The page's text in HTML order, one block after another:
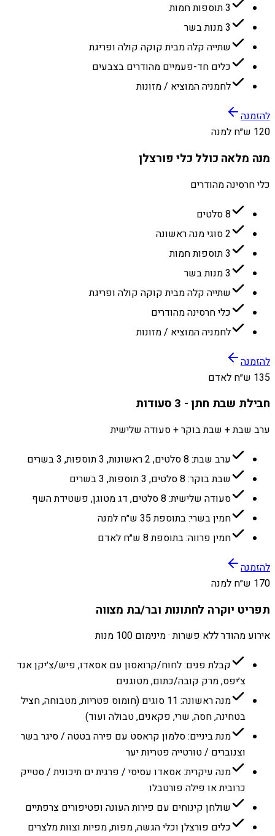
3 תוספות חמות
3 מנות בשר
שתייה קלה מבית קוקה קולה ופריגת
כלים חד-פעמיים מהודרים בצבעים
לחמניה המוציא / מזונות
להזמנה
120 ש״ח למנה
מנה מלאה כולל כלי פורצלן
כלי חרסינה מהודרים
8 סלטים
2 סוגי מנה ראשונה
3 תוספות חמות
3 מנות בשר
שתייה קלה מבית קוקה קולה ופריגת
כלי חרסינה מהודרים
לחמניה המוציא / מזונות
להזמנה
135 ש״ח לאדם
חבילת שבת חתן - 3 סעודות
ערב שבת + שבת בוקר + סעודה שלישית
ערב שבת: 8 סלטים, 2 ראשונות, 3 תוספות, 3 בשרים
שבת בוקר: 8 סלטים, 3 תוספות, 3 בשרים
סעודה שלישית: 8 סלטים, דג מטוגן, פשטידת השף
חמין בשרי: בתוספת 35 ש״ח למנה
חמין פרווה: בתוספת 8 ש״ח לאדם
להזמנה
170 ש״ח למנה
תפריט יוקרה לחתונות ובר/בת מצווה
אירוע מהודר ללא פשרות · מינימום 100 מנות
קבלת פנים: לחוח/קרואסון עם אסאדו, פיש/צ׳יקן אנד
צ׳יפס, מרק קובה/כתום, מטוגנים
מנה ראשונה: 11 סוגים (חומוס פטריות, מטבוחה, חציל
בטחינה, חסה, שרי, פקאנים, טבולה ועוד)
מנת ביניים: סלמון קראסט עם פירה בטטה / סיגר בשר
וצנוברים / טורטייה פטריות יער
מנה עיקרית: אסאדו עסיסי / פרגית ים תיכונית / סטייק
כרובית או פילה פורטבלו
שולחן קינוחים עם פירות העונה ופטיפורים צרפתיים
כלים פורצלן וכלי הגשה, מפות, מפיות וצוות מלצרים